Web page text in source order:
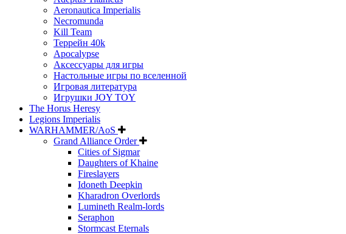
Aeronautica Imperialis
Necromunda
Kill Team
Террейн 40k
Apocalypse
Аксессуары для игры
Настольные игры по вселенной
Игровая литература
Игрушки JOY TOY
The Horus Heresy
Legions Imperialis
WARHAMMER/AoS
Grand Alliance Order
Cities of Sigmar
Daughters of Khaine
Fireslayers
Idoneth Deepkin
Kharadron Overlords
Lumineth Realm-lords
Seraphon
Stormcast Eternals